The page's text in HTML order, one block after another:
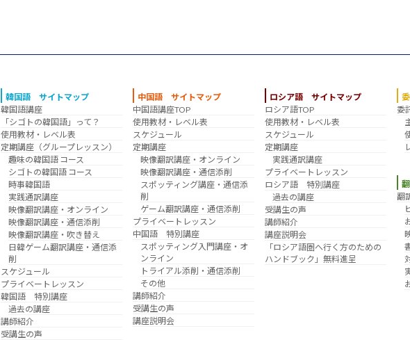
韓国語 サイトマップ
韓国語講座
「シゴトの韓国語」って？
使用教材・レベル表
定期講座（グループレッスン）
趣味の韓国語 コース
シゴトの韓国語 コース
時事韓国語
実践通訳講座
映像翻訳講座・オンライン
映像翻訳講座・通信添削
映像翻訳講座・吹き替え
日韓ゲーム翻訳講座・通信添
削
スケジュール
プライベートレッスン
韓国語 特別講座
過去の講座
講師紹介
受講生の声
中国語 サイトマップ
中国語講座TOP
使用教材・レベル表
スケジュール
定期講座
映像翻訳講座・オンライン
映像翻訳講座・通信添削
スポッティング講座・通信添
削
ゲーム翻訳講座・通信添削
プライベートレッスン
中国語 特別講座
スポッティング入門講座・オ
ンライン
トライアル添削・通信添削
その他
講師紹介
受講生の声
講座説明会
ロシア語 サイトマップ
ロシア語TOP
使用教材・レベル表
スケジュール
定期講座
実践通訳講座
プライベートレッスン
ロシア語 特別講座
過去の講座
受講生の声
講師紹介
講座説明会
「ロシア語圏へ行く方のための
ハンドブック」無料進呈
委
翻